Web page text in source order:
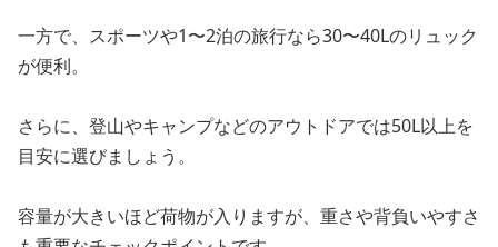
一方で、スポーツや1〜2泊の旅行なら30〜40Lのリュック
が便利。
さらに、登山やキャンプなどのアウトドアでは50L以上を
目安に選びましょう。
容量が大きいほど荷物が入りますが、重さや背負いやすさ